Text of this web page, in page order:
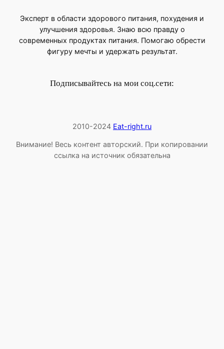
Эксперт в области здорового питания, похудения и
улучшения здоровья. Знаю всю правду о
современных продуктах питания. Помогаю обрести
фигуру мечты и удержать результат.
Подписывайтесь на мои соц.сети:
2010-2024 Eat-right.ru
Внимание! Весь контент авторский. При копировании
ссылка на источник обязательна